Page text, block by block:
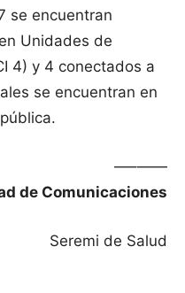
se encuentran
Unidades de
4) y 4 conectados a
se encuentran en
—–——
de Comunicaciones
Seremi de Salud